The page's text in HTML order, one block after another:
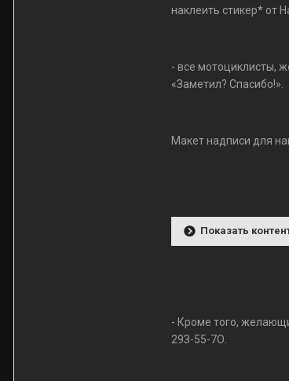
наклеить стикер* от
- все мотоциклисты,
«Заметил? Спасибо!».
Макет надписи для
Показать
- Кроме того,
29З-55-7О.